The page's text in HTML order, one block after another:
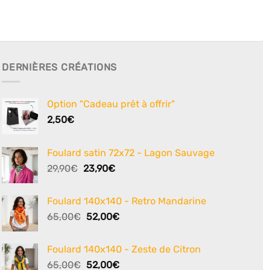
DERNIÈRES CRÉATIONS
Option "Cadeau prêt à offrir"
2,50€
Foulard satin 72x72 - Lagon Sauvage
29,90€ Le
était :
29,90€.
23,90€Le
est :
23,90€.
Foulard 140x140 - Retro Mandarine
65,00€ Le
était :
65,00€.
52,00€Le
est :
52,00€.
Foulard 140x140 - Zeste de Citron
65,00€ Le
52,00€Le